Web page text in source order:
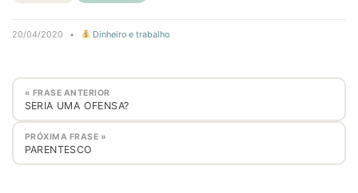
20/04/2020 • Dinheiro e trabalho
« FRASE ANTERIOR
SERIA UMA OFENSA?
PRÓXIMA FRASE »
PARENTESCO